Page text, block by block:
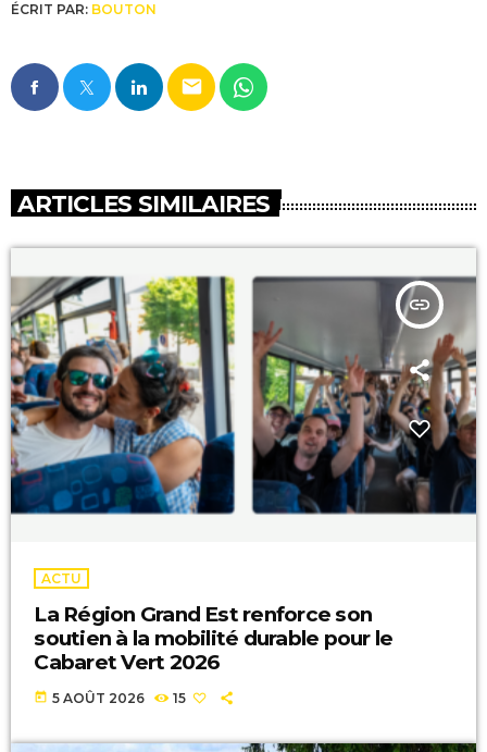
ÉCRIT PAR: BOUTON
email
ARTICLES SIMILAIRES
insert_link
ACTU
La Région Grand Est renforce son
soutien à la mobilité durable pour le
Cabaret Vert 2026
today 5 AOÛT 2026 15